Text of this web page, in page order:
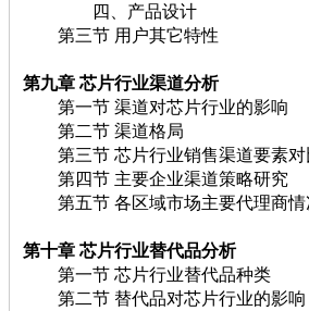
四、产品设计
第三节 用户其它特性
第九章 芯片行业渠道分析
第一节 渠道对芯片行业的影响
第二节 渠道格局
第三节 芯片行业销售渠道要素对
第四节 主要企业渠道策略研究
第五节 各区域市场主要代理商情
第十章 芯片行业替代品分析
第一节 芯片行业替代品种类
第二节 替代品对芯片行业的影响